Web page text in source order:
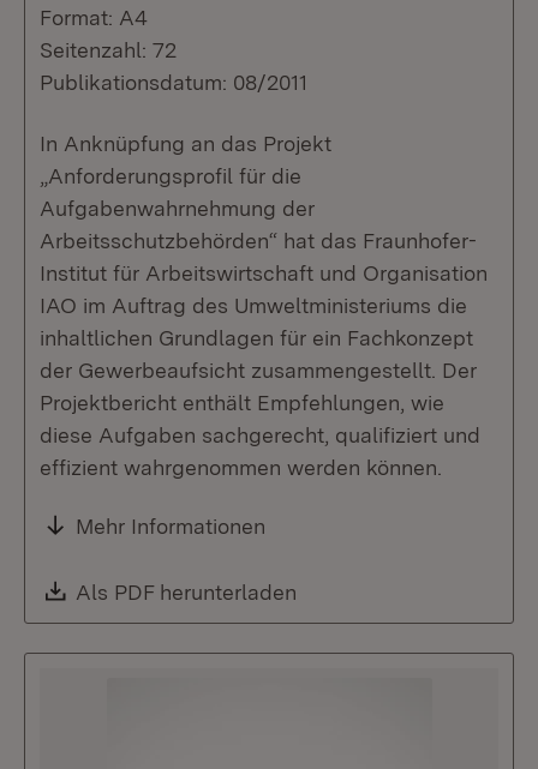
Format: A4
Seitenzahl: 72
Publikationsdatum: 08/2011
In Anknüpfung an das Projekt
„Anforderungsprofil für die
Aufgabenwahrnehmung der
Arbeitsschutzbehörden“ hat das Fraunhofer-
Institut für Arbeitswirtschaft und Organisation
IAO im Auftrag des Umweltministeriums die
inhaltlichen Grundlagen für ein Fachkonzept
der Gewerbeaufsicht zusammengestellt. Der
Projektbericht enthält Empfehlungen, wie
diese Aufgaben sachgerecht, qualifiziert und
effizient wahrgenommen werden können.
Mehr Informationen
Download:
Als PDF herunterladen